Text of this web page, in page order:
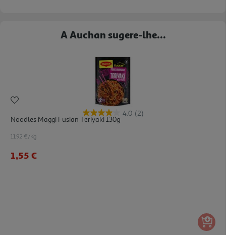
A Auchan sugere-lhe...
4.0 (2)
Noodles Maggi Fusian Teriyaki 130g
11.92 €/Kg
1,55 €